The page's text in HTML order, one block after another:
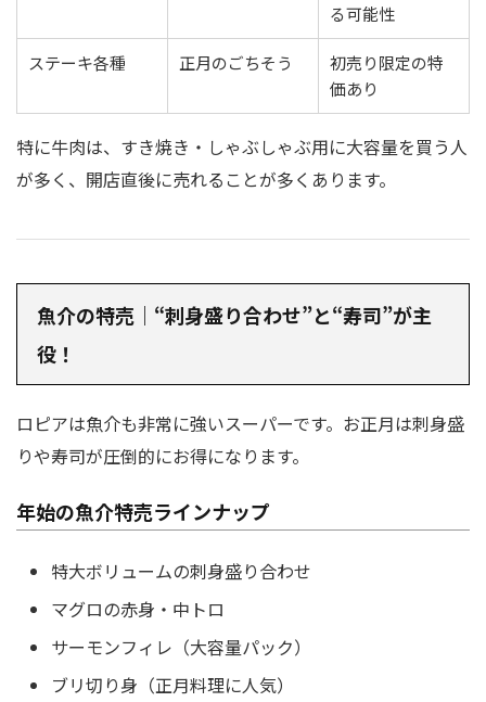
る可能性
ステーキ各種 正月のごちそう
初売り限定の特
価あり
特に牛肉は、すき焼き・しゃぶしゃぶ用に大容量を買う人
が多く、開店直後に売れることが多くあります。
魚介の特売｜“刺身盛り合わせ”と“寿司”が主
役！
ロピアは魚介も非常に強いスーパーです。お正月は刺身盛
りや寿司が圧倒的にお得になります。
年始の魚介特売ラインナップ
特大ボリュームの刺身盛り合わせ
マグロの赤身・中トロ
サーモンフィレ（大容量パック）
ブリ切り身（正月料理に人気）